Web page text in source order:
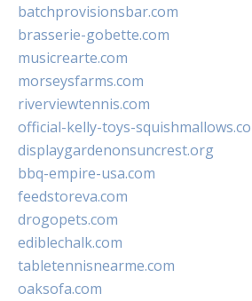
batchprovisionsbar.com
brasserie-gobette.com
musicrearte.com
morseysfarms.com
riverviewtennis.com
official-kelly-toys-
displaygardenonsuncrest.org
bbq-empire-usa.com
feedstoreva.com
drogopets.com
ediblechalk.com
tabletennisnearme.com
oaksofa.com